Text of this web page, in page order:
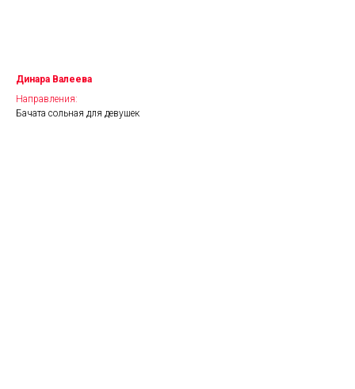
Динара Валеева
Направления:
Бачата сольная для девушек